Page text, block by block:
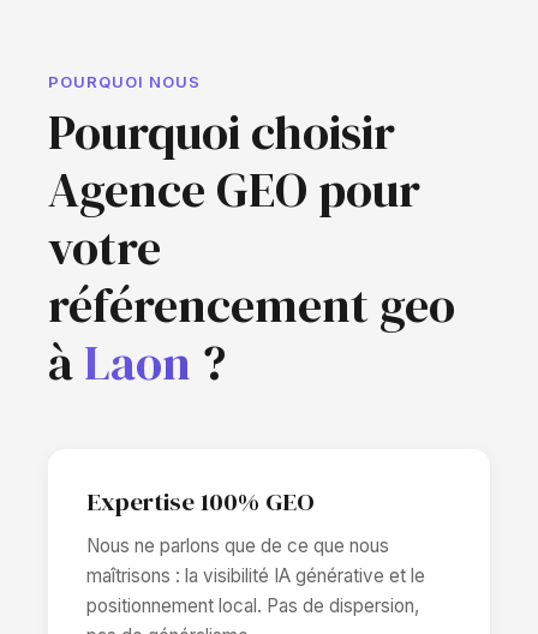
POURQUOI NOUS
Pourquoi choisir
Agence GEO pour
votre
référencement geo
àLaon ?
Expertise 100% GEO
Nous ne parlons que de ce que nous
maîtrisons : la visibilité IA générative et le
positionnement local. Pas de dispersion,